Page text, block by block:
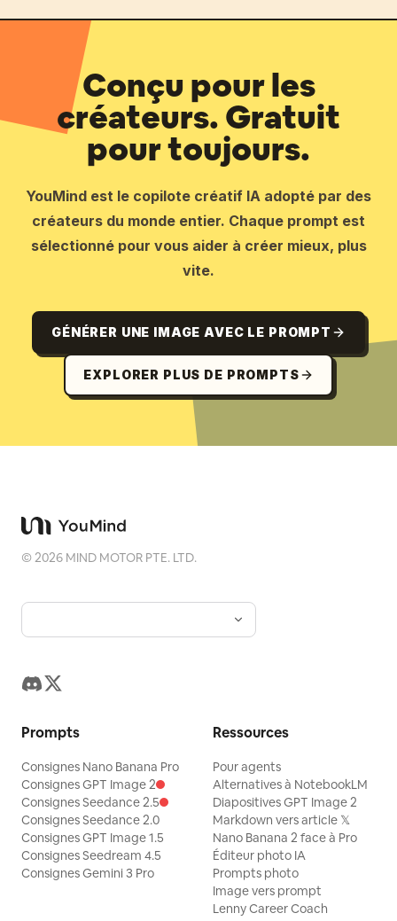
Conçu pour les
créateurs. Gratuit
pour toujours.
YouMind est le copilote créatif IA adopté par des
créateurs du monde entier. Chaque prompt est
sélectionné pour vous aider à créer mieux, plus
vite.
GÉNÉRER UNE IMAGE AVEC LE PROMPT
EXPLORER PLUS DE PROMPTS
©2026 MIND MOTOR PTE. LTD.
Prompts
Consignes Nano Banana Pro
Consignes GPT Image 2
Consignes Seedance 2.5
Consignes Seedance 2.0
Consignes GPT Image 1.5
Consignes Seedream 4.5
Consignes Gemini 3 Pro
Ressources
Pour agents
Alternatives à NotebookLM
Diapositives GPT Image 2
Markdown vers article 𝕏
Nano Banana 2 face à Pro
Éditeur photo IA
Prompts photo
Image vers prompt
Lenny Career Coach